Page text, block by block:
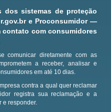
dos sistemas de proteção
e Proconsumidor —
contato com consumidores
comunicar diretamente com as
a receber, analisar e
em até 10 dias.
contra a qual quer reclamar
registra sua reclamação e a
e responder.